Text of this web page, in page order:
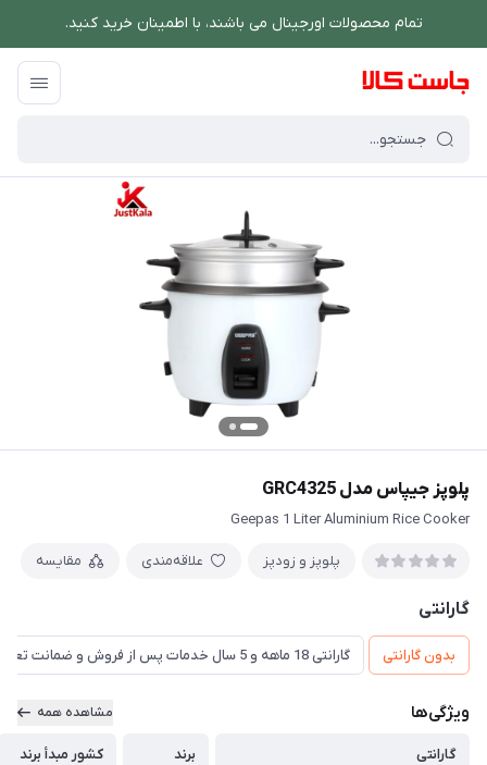
تمام محصولات اورجینال می باشند، با اطمینان خرید کنید.
فروشگاه اینترنتی جاست کالا
پلوپز جیپاس مدل GRC4325
Geepas 1 Liter Aluminium Rice Cooker
پلوپز و زودپز علاقه‌مندی مقایسه
گارانتی
بدون گارانتی گارانتی 18 ماهه و 5 سال خدمات پس از فروش و ضمانت تعویض
ویژگی‌ها مشاهده همه
گارانتی
برند
کشور مبدأ برند